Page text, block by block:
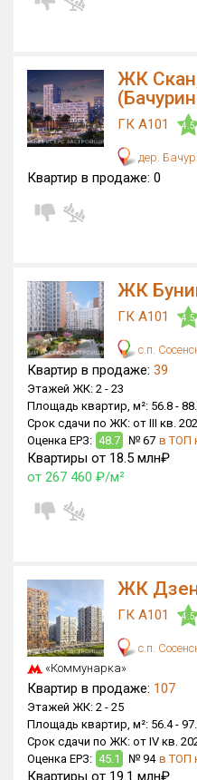
ЖК
ГК А101 4.5
дер.
Квартир в продаже: 0
ЖК
ГК А101 4.5
с.п.
Квартир в продаже: 39
Этажей ЖК: 2 - 23
Площадь квартир, м²: 56.8 -
Срок сдачи по ЖК: от III кв.
Оценка ЕРЗ: 48.7 № 67 в ТОП
Квартиры от 18.5 млн₽
от 267 460 ₽/м²
ЖК
ГК А101 4.5
с.п.
«Коммунарка»
Квартир в продаже: 107
Этажей ЖК: 2 - 25
Площадь квартир, м²: 56.4 -
Срок сдачи по ЖК: от IV кв.
Оценка ЕРЗ: 45.1 № 94 в ТОП
Квартиры от 19.1 млн₽